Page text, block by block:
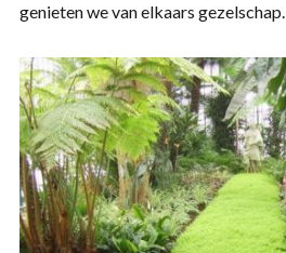
genieten we van elkaars gezelschap.